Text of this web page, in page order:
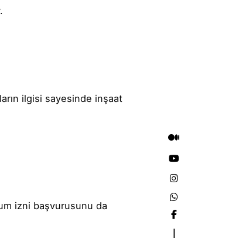
ilgisi sayesinde inşaat
izni başvurusunu da